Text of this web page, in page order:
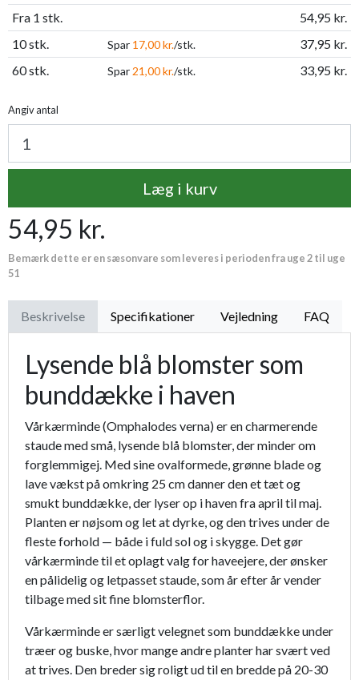
Fra 1 stk.
54,95 kr.
10 stk.
Spar 17,00 kr./stk.
37,95 kr.
60 stk.
Spar 21,00 kr./stk. 33,95 kr.
Angiv antal
Læg i kurv
54,95 kr.
Bemærk dette er en sæsonvare som leveres i perioden fra uge 2 til uge
51
Beskrivelse Specifikationer Vejledning FAQ
Lysende blå blomster som
bunddække i haven
Vårkærminde (Omphalodes verna) er en charmerende
staude med små, lysende blå blomster, der minder om
forglemmigej. Med sine ovalformede, grønne blade og
lave vækst på omkring 25 cm danner den et tæt og
smukt bunddække, der lyser op i haven fra april til maj.
Planten er nøjsom og let at dyrke, og den trives under de
fleste forhold — både i fuld sol og i skygge. Det gør
vårkærminde til et oplagt valg for haveejere, der ønsker
en pålidelig og letpasset staude, som år efter år vender
tilbage med sit fine blomsterflor.
Vårkærminde er særligt velegnet som bunddække under
træer og buske, hvor mange andre planter har svært ved
at trives. Den breder sig roligt ud til en bredde på 20-30